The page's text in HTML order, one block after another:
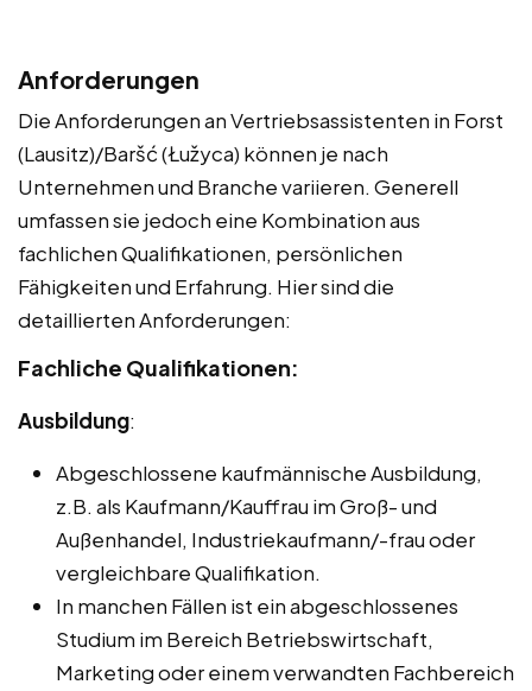
Anforderungen
Die Anforderungen an Vertriebsassistenten in Forst
(Lausitz)/Baršć (Łužyca) können je nach
Unternehmen und Branche variieren. Generell
umfassen sie jedoch eine Kombination aus
fachlichen Qualifikationen, persönlichen
Fähigkeiten und Erfahrung. Hier sind die
detaillierten Anforderungen:
Fachliche Qualifikationen:
Ausbildung:
Abgeschlossene kaufmännische Ausbildung,
z.B. als Kaufmann/Kauffrau im Groß- und
Außenhandel, Industriekaufmann/-frau oder
vergleichbare Qualifikation.
In manchen Fällen ist ein abgeschlossenes
Studium im Bereich Betriebswirtschaft,
Marketing oder einem verwandten Fachbereich